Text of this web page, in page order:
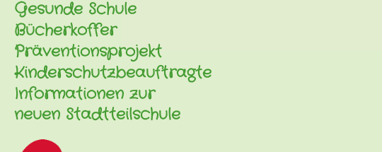
Gesunde Schule
Bücherkoffer
Präventionsprojekt
Kinderschutzbeauftragte
Informationen zur
neuen Stadtteilschule